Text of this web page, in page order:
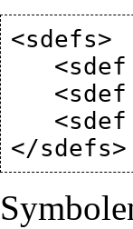
<sdefs>